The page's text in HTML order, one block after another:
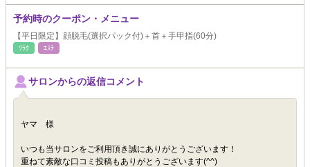
予約時のクーポン・メニュー
【平日限定】顔脱毛(選択パック付)＋首＋手甲指(60分)
ﾘﾗｸ ｴｽﾃ
サロンからの返信コメント
ヤマ 様
いつも当サロンをご利用頂き誠にありがとうございます！
重ねて素敵な口コミ投稿もありがとうございます(^^)